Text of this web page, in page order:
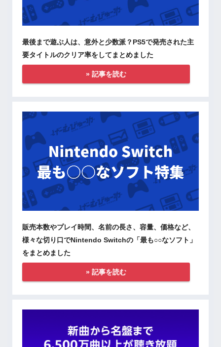
最後まで遊ぶ人は、意外と少数派？PS5で発売された主
要タイトルのクリア率をしてまとめました
» 記事を読む
販売本数やプレイ時間、名前の長さ、容量、価格など、
様々な切り口でNintendo Switchの「最も○○なソフト」
をまとめました
» 記事を読む